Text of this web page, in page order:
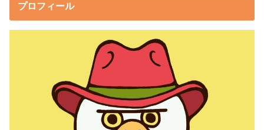
プロフィール